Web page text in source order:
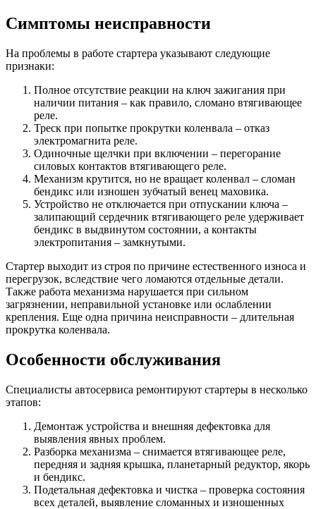
Симптомы неисправности
На проблемы в работе стартера указывают следующие
признаки:
Полное отсутствие реакции на ключ зажигания при
наличии питания – как правило, сломано втягивающее
реле.
Треск при попытке прокрутки коленвала – отказ
электромагнита реле.
Одиночные щелчки при включении – перегорание
силовых контактов втягивающего реле.
Механизм крутится, но не вращает коленвал – сломан
бендикс или изношен зубчатый венец маховика.
Устройство не отключается при отпускании ключа –
залипающий сердечник втягивающего реле удерживает
бендикс в выдвинутом состоянии, а контакты
электропитания – замкнутыми.
Стартер выходит из строя по причине естественного износа и
перегрузок, вследствие чего ломаются отдельные детали.
Также работа механизма нарушается при сильном
загрязнении, неправильной установке или ослаблении
крепления. Еще одна причина неисправности – длительная
прокрутка коленвала.
Особенности обслуживания
Специалисты автосервиса ремонтируют стартеры в несколько
этапов:
Демонтаж устройства и внешняя дефектовка для
выявления явных проблем.
Разборка механизма – снимается втягивающее реле,
передняя и задняя крышка, планетарный редуктор, якорь
и бендикс.
Подетальная дефектовка и чистка – проверка состояния
всех деталей, выявление сломанных и изношенных